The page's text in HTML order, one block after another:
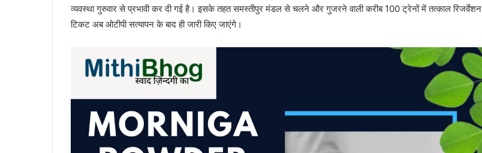
व्यवस्था गुरुवार से प्रभावी कर दी गई है। इसके तहत समस्तीपुर मंडल से चलने और गुजरने वाली करीब 100 ट्रेनों में तत्काल रिजर्वेशन
टिकट अब ओटीपी सत्यापन के बाद ही जारी किए जाएंगे।